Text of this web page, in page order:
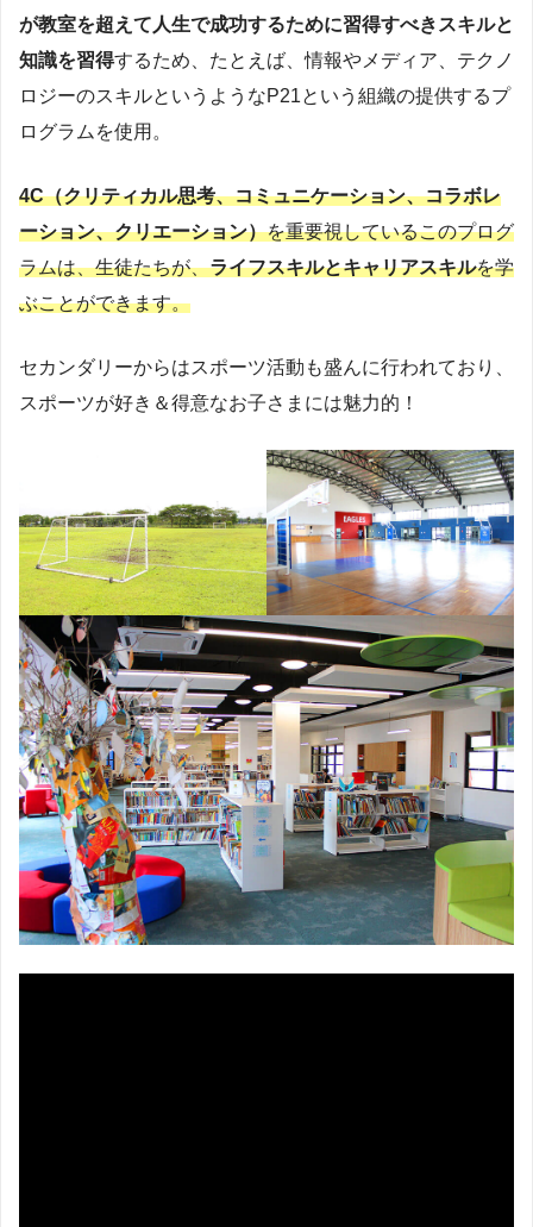
が教室を超えて人生で成功するために習得すべきスキルと
知識を習得するため、たとえば、情報やメディア、テクノ
ロジーのスキルというようなP21という組織の提供するプ
ログラムを使用。
4C（クリティカル思考、コミュニケーション、コラボレ
ーション、クリエーション）を重要視しているこのプログ
ラムは、生徒たちが、ライフスキルとキャリアスキルを学
ぶことができます。
セカンダリーからはスポーツ活動も盛んに行われており、
スポーツが好き＆得意なお子さまには魅力的！